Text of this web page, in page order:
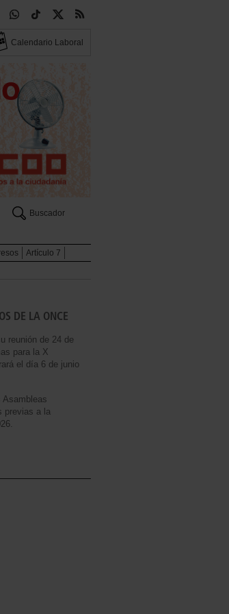
Calendario Laboral
Buscador
Artículo 7
DE LA ONCE
reunión de 24 de
para la X
el día 6 de junio
Asambleas
previas a la